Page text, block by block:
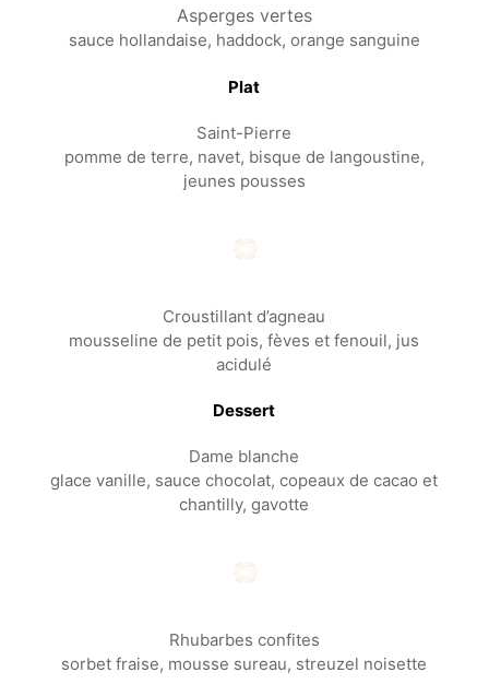
Asperges vertes
sauce hollandaise, haddock, orange sanguine
Plat
Saint-Pierre
pomme de terre, navet, bisque de langoustine,
jeunes pousses
Croustillant d’agneau
mousseline de petit pois, fèves et fenouil, jus
acidulé
Dessert
Dame blanche
glace vanille, sauce chocolat, copeaux de cacao et
chantilly, gavotte
Rhubarbes confites
sorbet fraise, mousse sureau, streuzel noisette